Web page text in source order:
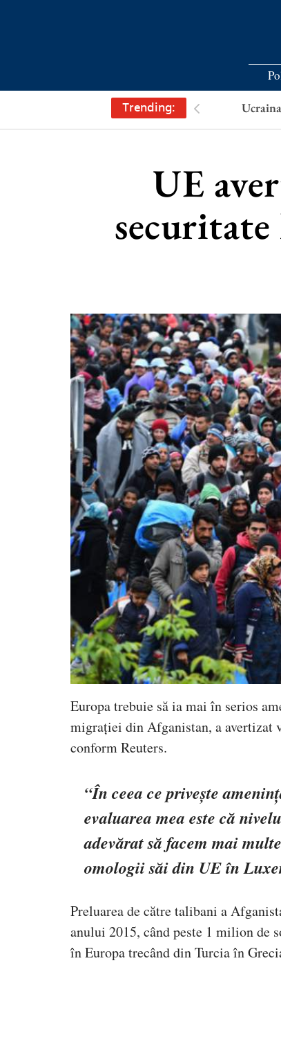
Trending: Ucraina
UE
Europa trebuie să ia mai în serios
migrației din Afganistan, a avertizat
conform Reuters.
“În ceea ce privește
evaluarea mea este că
adevărat să facem mai
omologii săi din UE în
Preluarea de către talibani a
anului 2015, când peste 1 milion
în Europa trecând din Turcia în